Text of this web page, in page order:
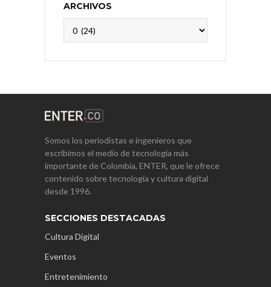
ARCHIVOS
Somos los periodistas e ingenieros que
escribimos el medio de tecnología más
importante de Colombia, ENTER, que le ofrece
contenido sobre tecnología y cultura digital
desde 1996.
SECCIONES DESTACADAS
Cultura Digital
Eventos
Entretenimiento